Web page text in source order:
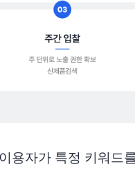
용자가 특정 키워드